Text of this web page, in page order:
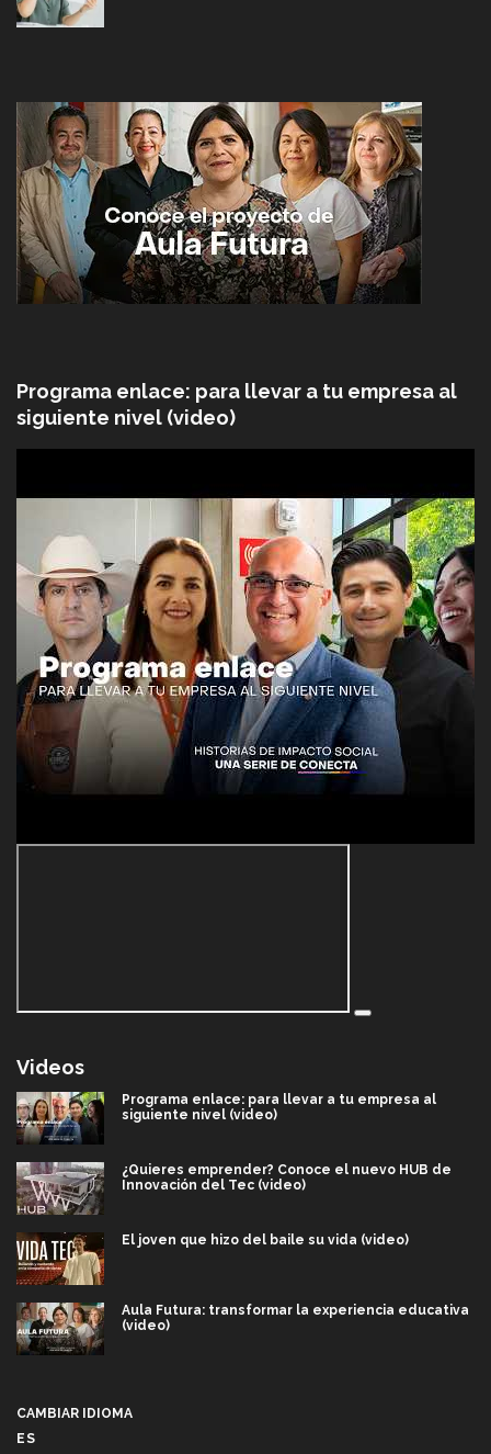
Programa enlace: para llevar a tu empresa al
siguiente nivel (video)
Videos
Programa enlace: para llevar a tu empresa al
siguiente nivel (video)
¿Quieres emprender? Conoce el nuevo HUB de
Innovación del Tec (video)
El joven que hizo del baile su vida (video)
Aula Futura: transformar la experiencia educativa
(video)
CAMBIAR IDIOMA
ES